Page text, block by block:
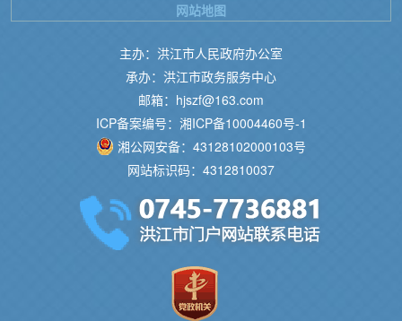
主办：洪江市人民政府办公室
承办：洪江市政务服务中心
邮箱：hjszf@163.com
ICP备案编号：湘ICP备10004460号-1
湘公网安备：43128102000103号
网站标识码：4312810037
网站地图